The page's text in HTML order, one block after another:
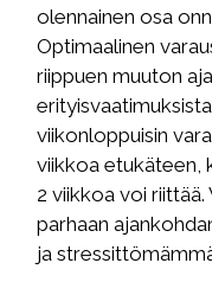
olennainen osa
Optimaalinen
riippuen muuton
viikonloppuisin
viikkoa etukäteen,
2 viikkoa voi
parhaan
ja